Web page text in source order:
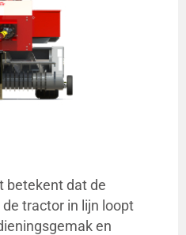
betekent dat de
tractor in lijn loopt
en